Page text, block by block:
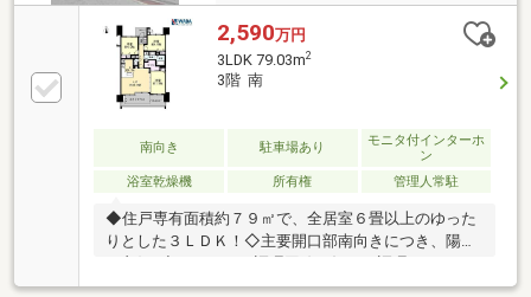
2,590万円
3LDK 79.03m2
3階 南
南向き 駐車場あり
モニタ付インターホ
ン
浴室乾燥機
所有権 管理人常駐
◆住戸専有面積約７９㎡で、全居室６畳以上のゆった
りとした３ＬＤＫ！◇主要開口部南向きにつき、陽当
り良好♪◆キッチンは調理同線が短く、調理スペース
も広いＬ字型キッチンを採用！◇充実したオプション